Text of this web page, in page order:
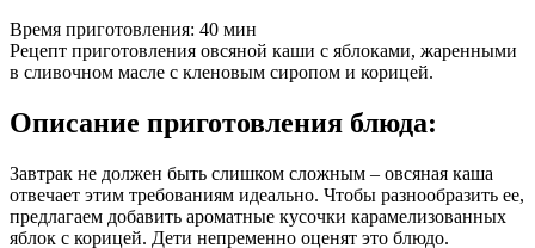
Время приготовления: 40 мин
Рецепт приготовления овсяной каши с яблоками, жаренными
в сливочном масле с кленовым сиропом и корицей.
Описание приготовления блюда:
Завтрак не должен быть слишком сложным – овсяная каша
отвечает этим требованиям идеально. Чтобы разнообразить ее,
предлагаем добавить ароматные кусочки карамелизованных
яблок с корицей. Дети непременно оценят это блюдо.